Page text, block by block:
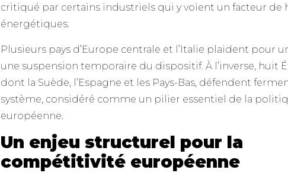
critiqué par certains industriels qui y voient un facteur de
énergétiques.
Plusieurs pays d’Europe centrale et l’Italie plaident pour
une suspension temporaire du dispositif. À l’inverse, huit
dont la Suède, l’Espagne et les Pays-Bas, défendent
système, considéré comme un pilier essentiel de la
européenne.
Un enjeu structurel pour la
compétitivité européenne